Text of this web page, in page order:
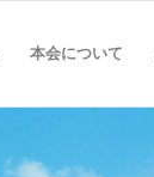
本会について